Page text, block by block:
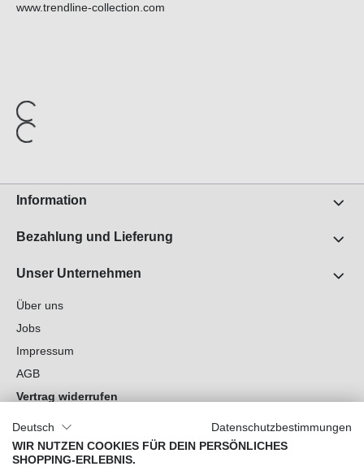
www.trendline-collection.com
Information
Bezahlung und Lieferung
Unser Unternehmen
Über uns
Jobs
Impressum
AGB
Vertrag widerrufen
Cookie-Einstellungen
Deutsch
Datenschutzbestimmungen
WIR NUTZEN COOKIES FÜR DEIN PERSÖNLICHES
SHOPPING-ERLEBNIS.